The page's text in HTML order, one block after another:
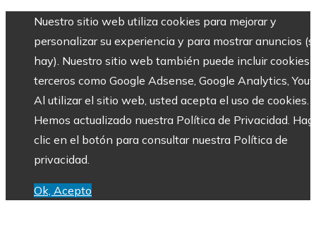
Nuestro sitio web utiliza cookies para mejorar y
personalizar su experiencia y para mostrar anuncios
hay). Nuestro sitio web también puede incluir cookies
terceros como Google Adsense, Google Analytics,
Al utilizar el sitio web, usted acepta el uso de cookies.
Hemos actualizado nuestra Política de Privacidad.
clic en el botón para consultar nuestra Política de
privacidad.
Ok, Acepto